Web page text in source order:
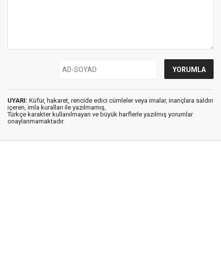
UYARI: Küfür, hakaret, rencide edici cümleler veya imalar, inançlara saldırı
içeren, imla kuralları ile yazılmamış,
Türkçe karakter kullanılmayan ve büyük harflerle yazılmış yorumlar
onaylanmamaktadır.